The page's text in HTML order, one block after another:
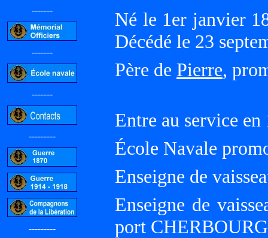
-------
-------
-------
---------
---------
Né le 1er janvier
Décédé le 23
Père de Pierre,
Entre au service en
École Navale
Enseigne de
Enseigne de
port